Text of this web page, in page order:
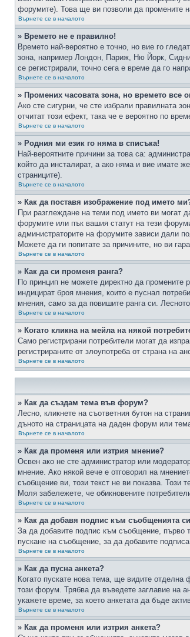
форумите). Това ще ви позволи да промените
Върнете се в началото
» Времето не е правилно!
Времето най-вероятно е точно, но вие го
зона, например Лондон, Париж, Ню Йорк, Сидни.
се регистрирали, точно сега е време да го
Върнете се в началото
» Промених часовата зона, но времето все
Ако сте сигурни, че сте избрали правилната
отчитат този ефект, така че е вероятно по
Върнете се в началото
» Родния ми език го няма в списъка!
Най-вероятните причини за това са:
който да инсталират, а ако няма и вие имате
страниците).
Върнете се в началото
» Как да поставя изображение под името
При разглеждане на теми под името ви могат
форумите или пък вашия статут на тези
администраторите на форумите зависи дали
Можете да ги попитате за причините, но ви
Върнете се в началото
» Как да си променя ранга?
По принцип не можете директно да промените
индицират броя мнения, които е пуснал
мнения, само за да повишите ранга си.
Върнете се в началото
» Когато кликна на мейла на някой
Само регистрирани потребители могат да
регистрираните от злоупотреба от страна на
Върнете се в началото
» Как да създам тема във форум?
Лесно, кликнете на съответния бутон на
дъното на страницата на даден форум или
Върнете се в началото
» Как да променя или изтрия мнение?
Освен ако не сте администратор или
мнение. Ако някой вече е отговорил на
съобщение ви, този текст не ви показва. Този
Моля забележете, че обикновените
Върнете се в началото
» Как да добавя подпис към съобщенията
За да добавите подпис към съобщение, първо
пускане на съобщение, за да добавите
Върнете се в началото
» Как да пусна анкета?
Когато пускате нова тема, ще видите
този форум. Трябва да въведете заглавие на
укажете време, за което анкетата да бъде
Върнете се в началото
» Как да променя или изтрия анкета?